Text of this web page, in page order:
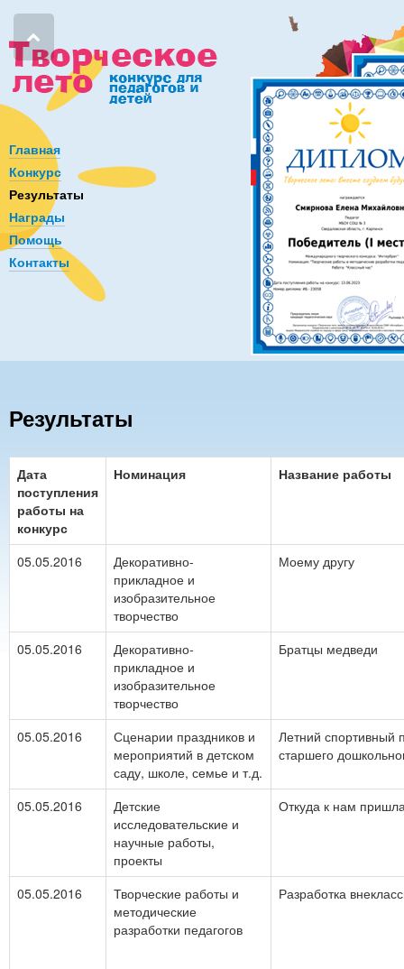
Главная
Конкурс
Результаты
Награды
Помощь
Контакты
Результаты
Дата
поступления
работы на
конкурс
Номинация Название работы
05.05.2016
Декоративно-
прикладное и
изобразительное
творчество
Моему другу
05.05.2016
Декоративно-
прикладное и
изобразительное
творчество
Братцы медведи
05.05.2016
Сценарии праздников и
мероприятий в детском
саду, школе, семье и т.д.
Летний спортивный
старшего
05.05.2016
Детские
исследовательские и
научные работы,
проекты
Откуда к нам
05.05.2016
Творческие работы и
методические
разработки педагогов
Разработка